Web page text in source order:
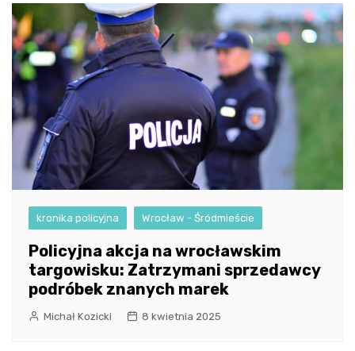
kronika policyjna Wrocław - Śródmieście
Policyjna akcja na wrocławskim
targowisku: Zatrzymani sprzedawcy
podróbek znanych marek
Michał Kozicki 8 kwietnia 2025